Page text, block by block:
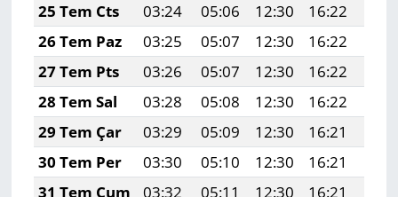
25 Tem Cts
03:24 05:06 12:30 16:22
26 Tem Paz
03:25 05:07 12:30 16:22
27 Tem Pts
03:26 05:07 12:30 16:22
28 Tem Sal
03:28 05:08 12:30 16:22
29 Tem Çar
03:29 05:09 12:30 16:21
30 Tem Per
03:30 05:10 12:30 16:21
31 Tem Cum
03:32 05:11 12:30 16:21